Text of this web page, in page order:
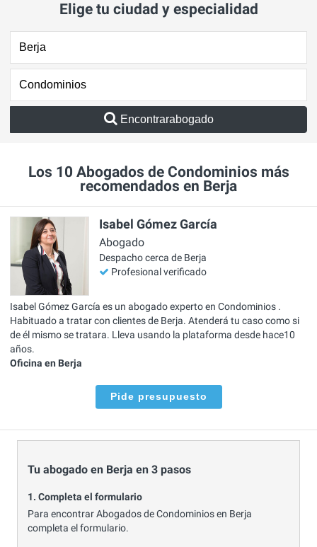
Elige tu ciudad y especialidad
Encontrarabogado
Los 10 Abogados de Condominios más
recomendados en Berja
Isabel Gómez García
Abogado
Despacho cerca de Berja
Profesional verificado
Isabel Gómez García es un abogado experto en Condominios .
Habituado a tratar con clientes de Berja. Atenderá tu caso como si
de él mismo se tratara. Lleva usando la plataforma desde hace10
años.
Oficina en Berja
Pide presupuesto
Tu abogado en Berja en 3 pasos
1. Completa el formulario
Para encontrar Abogados de Condominios en Berja
completa el formulario.